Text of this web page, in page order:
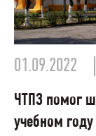
01.09.2022
ЧТПЗ помог
учебном году